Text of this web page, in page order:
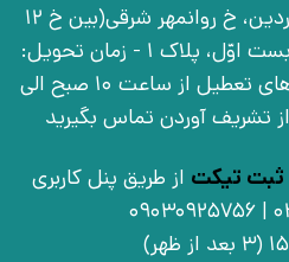
تهران، خ انقلاب، خ 12 فروردین، خ روانمهر شرقی(بین خ 12
فروردین و خ فخر رازی)، بن‌بست اوّل، پلاک 1 - زمان تحویل:
شنبه تا چهارشنبه به جز روزهای تعطیل از ساعت 10 صبح الی
ثبت تیکت از طریق پنل کاربری